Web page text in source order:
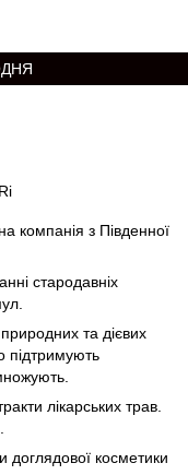
компанія з Південної
стародавніх
та дієвих
підтримують
лікарських трав.
доглядової косметики